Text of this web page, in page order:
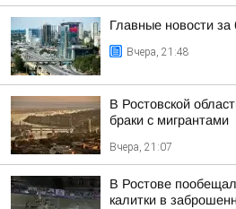
Главные новости за
Вчера, 21:48
В Ростовской
браки с мигрантами
Вчера, 21:07
В Ростове
калитки в